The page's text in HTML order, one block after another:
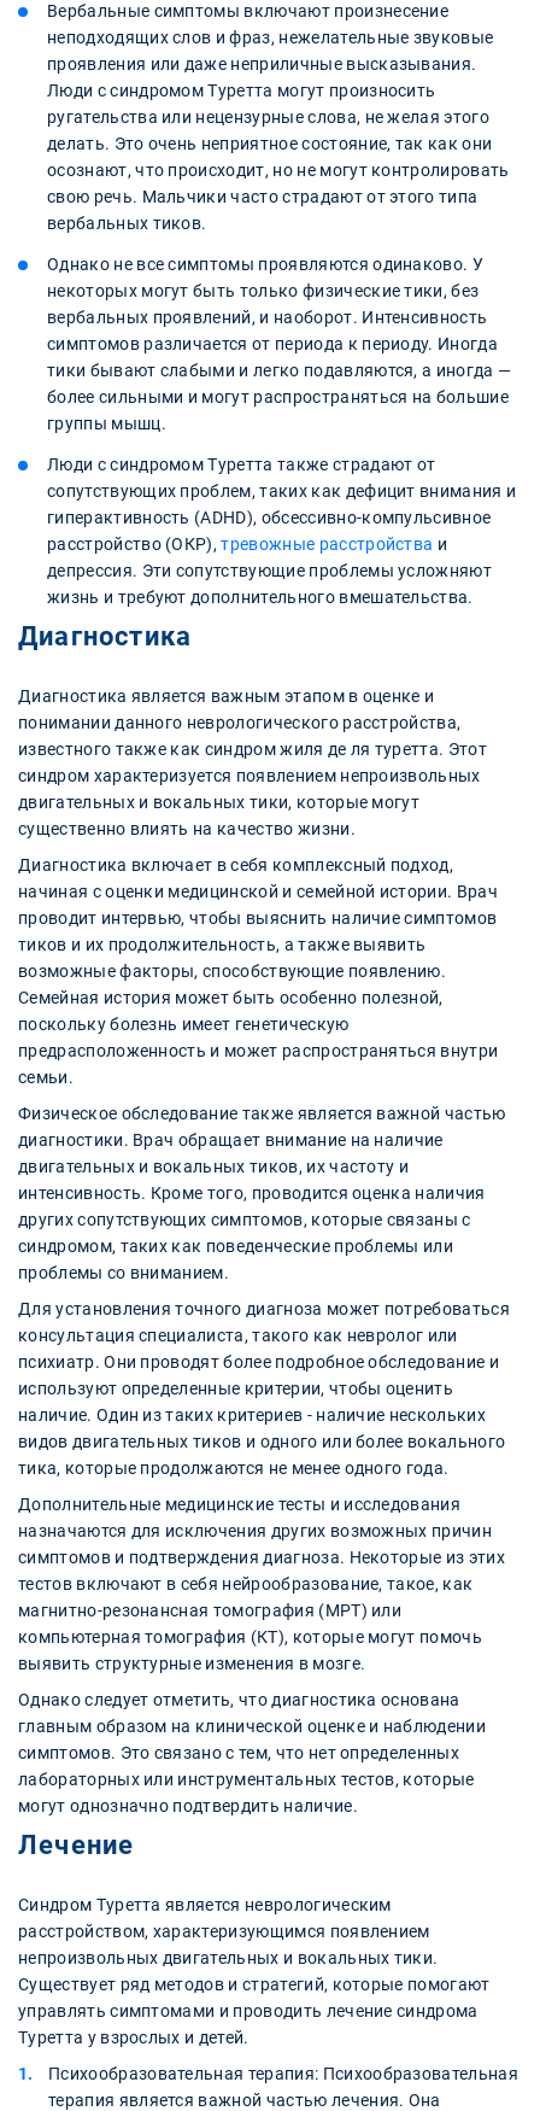
Вербальные симптомы включают произнесение
неподходящих слов и фраз, нежелательные звуковые
проявления или даже неприличные высказывания.
Люди с синдромом Туретта могут произносить
ругательства или нецензурные слова, не желая этого
делать. Это очень неприятное состояние, так как они
осознают, что происходит, но не могут контролировать
свою речь. Мальчики часто страдают от этого типа
вербальных тиков.
Однако не все симптомы проявляются одинаково. У
некоторых могут быть только физические тики, без
вербальных проявлений, и наоборот. Интенсивность
симптомов различается от периода к периоду. Иногда
тики бывают слабыми и легко подавляются, а иногда —
более сильными и могут распространяться на большие
группы мышц.
Люди с синдромом Туретта также страдают от
сопутствующих проблем, таких как дефицит внимания и
гиперактивность (ADHD), обсессивно-компульсивное
расстройство (ОКР),тревожные расстройства и
депрессия. Эти сопутствующие проблемы усложняют
жизнь и требуют дополнительного вмешательства.
Диагностика
Диагностика является важным этапом в оценке и
понимании данного неврологического расстройства,
известного также как синдром жиля де ля туретта. Этот
синдром характеризуется появлением непроизвольных
двигательных и вокальных тики, которые могут
существенно влиять на качество жизни.
Диагностика включает в себя комплексный подход,
начиная с оценки медицинской и семейной истории. Врач
проводит интервью, чтобы выяснить наличие симптомов
тиков и их продолжительность, а также выявить
возможные факторы, способствующие появлению.
Семейная история может быть особенно полезной,
поскольку болезнь имеет генетическую
предрасположенность и может распространяться внутри
семьи.
Физическое обследование также является важной частью
диагностики. Врач обращает внимание на наличие
двигательных и вокальных тиков, их частоту и
интенсивность. Кроме того, проводится оценка наличия
других сопутствующих симптомов, которые связаны с
синдромом, таких как поведенческие проблемы или
проблемы со вниманием.
Для установления точного диагноза может потребоваться
консультация специалиста, такого как невролог или
психиатр. Они проводят более подробное обследование и
используют определенные критерии, чтобы оценить
наличие. Один из таких критериев - наличие нескольких
видов двигательных тиков и одного или более вокального
тика, которые продолжаются не менее одного года.
Дополнительные медицинские тесты и исследования
назначаются для исключения других возможных причин
симптомов и подтверждения диагноза. Некоторые из этих
тестов включают в себя нейрообразование, такое, как
магнитно-резонансная томография (МРТ) или
компьютерная томография (КТ), которые могут помочь
выявить структурные изменения в мозге.
Однако следует отметить, что диагностика основана
главным образом на клинической оценке и наблюдении
симптомов. Это связано с тем, что нет определенных
лабораторных или инструментальных тестов, которые
могут однозначно подтвердить наличие.
Лечение
Синдром Туретта является неврологическим
расстройством, характеризующимся появлением
непроизвольных двигательных и вокальных тики.
Существует ряд методов и стратегий, которые помогают
управлять симптомами и проводить лечение синдрома
Туретта у взрослых и детей.
Психообразовательная терапия: Психообразовательная
терапия является важной частью лечения. Она